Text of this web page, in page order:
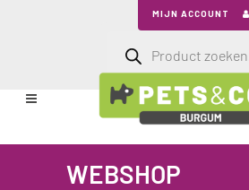
zoeken
MIJN ACCOUNT
WEBSHOP